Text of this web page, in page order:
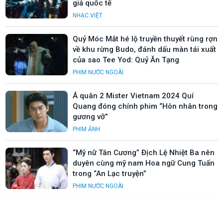
giả quốc tế
NHẠC VIỆT
Quỷ Móc Mắt hé lộ truyền thuyết rùng rợn
về khu rừng Budo, đánh dấu màn tái xuất
của sao Tee Yod: Quỷ Ăn Tạng
PHIM NƯỚC NGOÀI
Á quân 2 Mister Vietnam 2024 Quí
Quang đóng chính phim “Hôn nhân trong
gương vỡ”
PHIM ẢNH
“Mỹ nữ Tân Cương” Địch Lệ Nhiệt Ba nên
duyên cùng mỹ nam Hoa ngữ Cung Tuấn
trong “An Lạc truyện”
PHIM NƯỚC NGOÀI